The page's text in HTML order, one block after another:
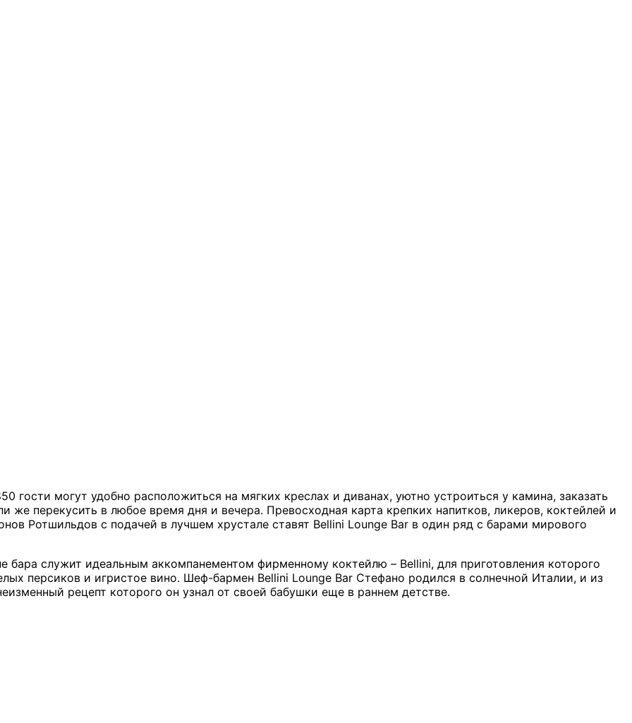
гости могут удобно расположиться на мягких креслах и диванах, уютно устроиться у камина, заказать
перекусить в любое время дня и вечера. Превосходная карта крепких напитков, ликеров, коктейлей и
Ротшильдов с подачей в лучшем хрустале ставят Bellini Lounge Bar в один ряд с барами мирового
бара служит идеальным аккомпанементом фирменному коктейлю – Bellini, для приготовления которого
персиков и игристое вино. Шеф-бармен Bellini Lounge Bar Стефано родился в солнечной Италии, и из
рецепт которого он узнал от своей бабушки еще в раннем детстве.